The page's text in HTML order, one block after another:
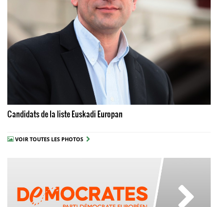
Candidats de la liste Euskadi Europan
VOIR TOUTES LES PHOTOS